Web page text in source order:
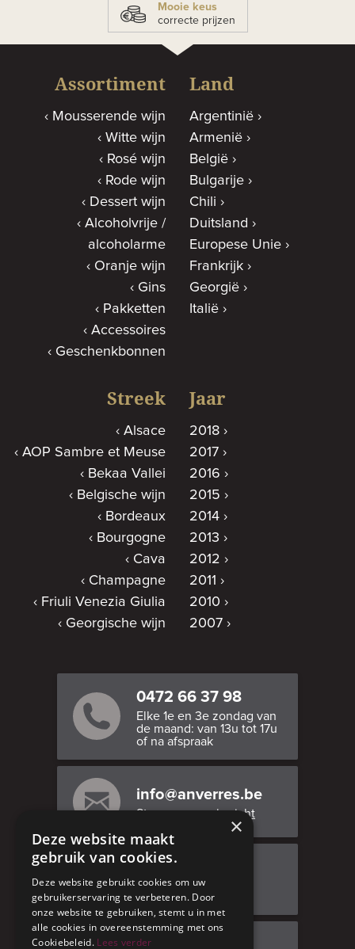
Mooie keus
correcte prijzen
Assortiment
Mousserende wijn
Witte wijn
Rosé wijn
Rode wijn
Dessert wijn
Alcoholvrije /
alcoholarme
Oranje wijn
Gins
Pakketten
Accessoires
Geschenkbonnen
Land
Argentinië
Armenië
België
Bulgarije
Chili
Duitsland
Europese Unie
Frankrijk
Georgië
Italië
Streek
Alsace
AOP Sambre et Meuse
Bekaa Vallei
Belgische wijn
Bordeaux
Bourgogne
Cava
Champagne
Friuli Venezia Giulia
Georgische wijn
Jaar
2018
2017
2016
2015
2014
2013
2012
2011
2010
2007
0472 66 37 98
Elke 1e en 3e zondag van
de maand: van 13u tot 17u
of na afspraak
info@anverres.be
Stuur ons een bericht
Adresgegevens
×
Deze website maakt
gebruik van cookies.
Deze website gebruikt cookies om uw
gebruikerservaring te verbeteren. Door
onze website te gebruiken, stemt u in met
alle cookies in overeenstemming met ons
Cookiebeleid. Lees verder